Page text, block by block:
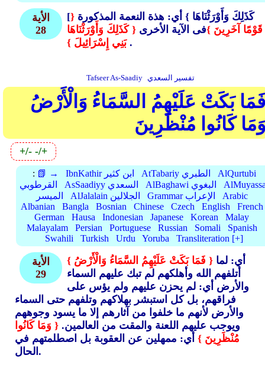
الأية
28
[كَذَلِكَ وَأَوْرَثْنَاهَا } أي: هذة النعمة المذكورة{
قَوْمًا آخَرِينَ }فى الآية الأخرى{ كَذَلِكَ وَأَوْرَثْنَاهَا
بَنِي إِسْرَائِيلَ }.
Tafseer As-Saadiy تفسير السعدي
بَكَتْ عَلَيْهِمُ السَّمَاءُ وَالْأَرْضُ
كَانُوا مُنْظَرِينَ
+/--/+
: 📗 → IbnKathir ابن كثير AtTabariy الطبري
AlQurtubi
القرطوبي
AsSaadiyy السعدي AlBaghawi البغوي
الميسر
AlJalalain الجلالين Grammar الإعراب
Arabic
Albanian
Bangla Bosnian Chinese Czech English
French
German
Hausa Indonesian Japanese Korean
Malay
Malayalam
Persian Portuguese Russian Somali
Spanish
Swahili
Turkish Urdu Yoruba Transliteration [+]
الأية
29
{ فَمَا بَكَتْ عَلَيْهِمُ السَّمَاءُ وَالْأَرْضُ }أي: لما
أتلفهم الله وأهلكهم لم تبك عليهم السماء
والأرض أي: لم يحزن عليهم ولم يؤس على
فراقهم، بل كل استبشر بهلاكهم وتلفهم حتى السماء
والأرض لأنهم ما خلفوا من آثارهم إلا ما يسود وجوههم
ويوجب عليهم اللعنة والمقت من العالمين.{ وَمَا كَانُوا
مُنْظَرِينَ } أي: ممهلين عن العقوبة بل اصطلمتهم في
الحال.